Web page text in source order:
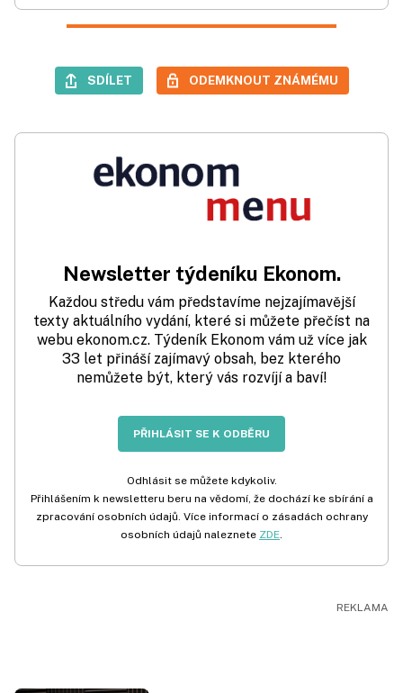
SDÍLET ODEMKNOUT ZNÁMÉMU
Newsletter týdeníku Ekonom.
Každou středu vám představíme nejzajímavější
texty aktuálního vydání, které si můžete přečíst na
webu ekonom.cz. Týdeník Ekonom vám už více jak
33 let přináší zajímavý obsah, bez kterého
nemůžete být, který vás rozvíjí a baví!
PŘIHLÁSIT SE K ODBĚRU
Odhlásit se můžete kdykoliv.
Přihlášením k newsletteru beru na vědomí, že dochází ke sbírání a
zpracování osobních údajů. Více informací o zásadách ochrany
osobních údajů naleznete ZDE.